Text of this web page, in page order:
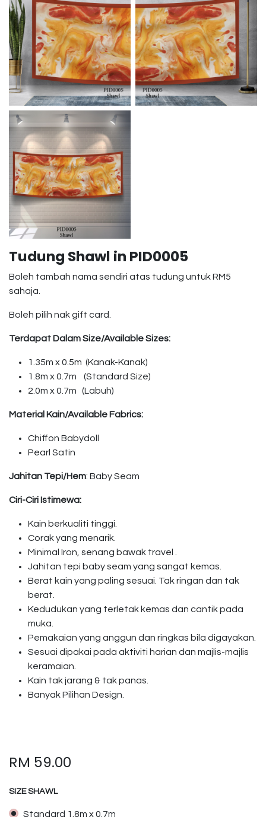
Tudung Shawl in PID0005
Boleh tambah nama sendiri atas tudung untuk RM5
sahaja.
Boleh pilih nak gift card.
Terdapat Dalam Size/Available Sizes:
1.35m x 0.5m (Kanak-Kanak)
1.8m x 0.7m (Standard Size)
2.0m x 0.7m (Labuh)
Material Kain/Available Fabrics:
Chiffon Babydoll
Pearl Satin
Jahitan Tepi/Hem: Baby Seam
Ciri-Ciri Istimewa:
Kain berkualiti tinggi.
Corak yang menarik.
Minimal Iron, senang bawak travel .
Jahitan tepi baby seam yang sangat kemas.
Berat kain yang paling sesuai. Tak ringan dan tak
berat.
Kedudukan yang terletak kemas dan cantik pada
muka.
Pemakaian yang anggun dan ringkas bila digayakan.
Sesuai dipakai pada aktiviti harian dan majlis-majlis
keramaian.
Kain tak jarang & tak panas.
Banyak Pilihan Design.
RM 59.00
SIZE SHAWL
Standard 1.8m x 0.7m